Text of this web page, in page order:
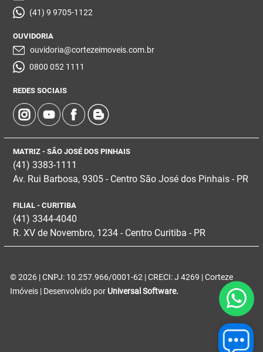
(41) 9 9705-1122
OUVIDORIA
ouvidoria@cortezeimoveis.com.br
0800 052 1111
REDES SOCIAIS
MATRIZ - SÃO JOSÉ DOS PINHAIS
(41) 3383-1111
Av. Rui Barbosa, 9305 - Centro São José dos Pinhais - PR
FILIAL - CURITIBA
(41) 3344-4040
R. XV de Novembro, 1234 - Centro Curitiba - PR
© 2026 | CNPJ: 10.257.966/0001-62 | CRECI: J 4269 | Corteze
Imóveis | Desenvolvido por Universal Software.